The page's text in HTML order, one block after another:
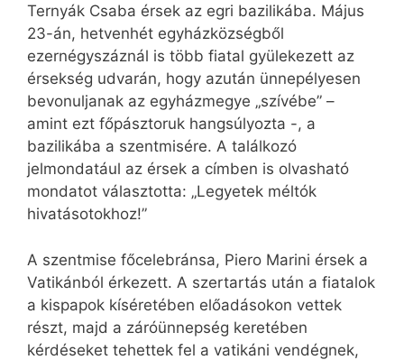
Ternyák Csaba érsek az egri bazilikába. Május
23-án, hetvenhét egyházközségből
ezernégyszáznál is több fiatal gyülekezett az
érsekség udvarán, hogy azután ünnepélyesen
bevonuljanak az egyházmegye „szívébe” –
amint ezt főpásztoruk hangsúlyozta -, a
bazilikába a szentmisére. A találkozó
jelmondatául az érsek a címben is olvasható
mondatot választotta: „Legyetek méltók
hivatásotokhoz!”
A szentmise főcelebránsa, Piero Marini érsek a
Vatikánból érkezett. A szertartás után a fiatalok
a kispapok kíséretében előadásokon vettek
részt, majd a záróünnepség keretében
kérdéseket tehettek fel a vatikáni vendégnek,